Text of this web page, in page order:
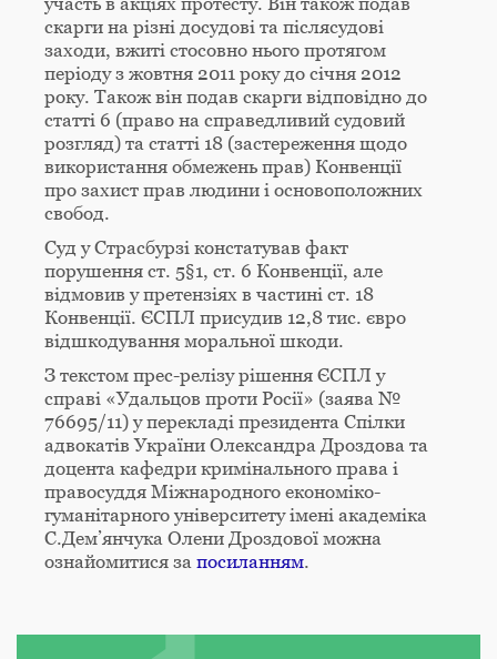
скарги на різні досудові та післясудові
заходи, вжиті стосовно нього протягом
періоду з жовтня 2011 року до січня 2012
року. Також він подав скарги відповідно до
статті 6 (право на справедливий судовий
розгляд) та статті 18 (застереження щодо
використання обмежень прав) Конвенції
про захист прав людини і основоположних
свобод.
Суд у Страсбурзі констатував факт
порушення ст. 5§1, ст. 6 Конвенції, але
відмовив у претензіях в частині ст. 18
Конвенції. ЄСПЛ присудив 12,8 тис. євро
відшкодування моральної шкоди.
З текстом прес-релізу рішення ЄСПЛ у
справі «Удальцов проти Росії» (заява №
76695/11) у перекладі президента Спілки
адвокатів України Олександра Дроздова та
доцента кафедри кримінального права і
правосуддя Міжнародного економіко-
гуманітарного університету імені академіка
С.Дем’янчука Олени Дроздової можна
ознайомитися за посиланням.